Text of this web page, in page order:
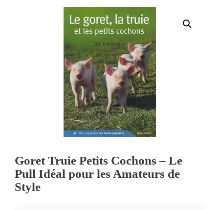
Goret Truie Petits Cochons – Le
Pull Idéal pour les Amateurs de
Style